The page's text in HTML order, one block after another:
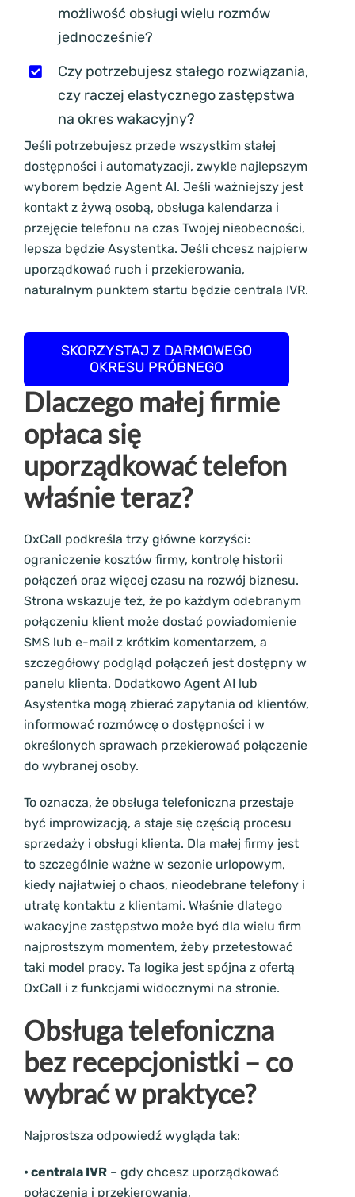
możliwość obsługi wielu rozmów
jednocześnie?
Czy potrzebujesz stałego rozwiązania,
czy raczej elastycznego zastępstwa
na okres wakacyjny?
Jeśli potrzebujesz przede wszystkim stałej
dostępności i automatyzacji, zwykle najlepszym
wyborem będzie Agent AI. Jeśli ważniejszy jest
kontakt z żywą osobą, obsługa kalendarza i
przejęcie telefonu na czas Twojej nieobecności,
lepsza będzie Asystentka. Jeśli chcesz najpierw
uporządkować ruch i przekierowania,
naturalnym punktem startu będzie centrala IVR.
SKORZYSTAJ Z DARMOWEGO
OKRESU PRÓBNEGO
Dlaczego małej firmie
opłaca się
uporządkować telefon
właśnie teraz?
OxCall podkreśla trzy główne korzyści:
ograniczenie kosztów firmy, kontrolę historii
połączeń oraz więcej czasu na rozwój biznesu.
Strona wskazuje też, że po każdym odebranym
połączeniu klient może dostać powiadomienie
SMS lub e-mail z krótkim komentarzem, a
szczegółowy podgląd połączeń jest dostępny w
panelu klienta. Dodatkowo Agent AI lub
Asystentka mogą zbierać zapytania od klientów,
informować rozmówcę o dostępności i w
określonych sprawach przekierować połączenie
do wybranej osoby.
To oznacza, że obsługa telefoniczna przestaje
być improwizacją, a staje się częścią procesu
sprzedaży i obsługi klienta. Dla małej firmy jest
to szczególnie ważne w sezonie urlopowym,
kiedy najłatwiej o chaos, nieodebrane telefony i
utratę kontaktu z klientami. Właśnie dlatego
wakacyjne zastępstwo może być dla wielu firm
najprostszym momentem, żeby przetestować
taki model pracy. Ta logika jest spójna z ofertą
OxCall i z funkcjami widocznymi na stronie.
Obsługa telefoniczna
bez recepcjonistki – co
wybrać w praktyce?
Najprostsza odpowiedź wygląda tak:
• centrala IVR– gdy chcesz uporządkować
połączenia i przekierowania,